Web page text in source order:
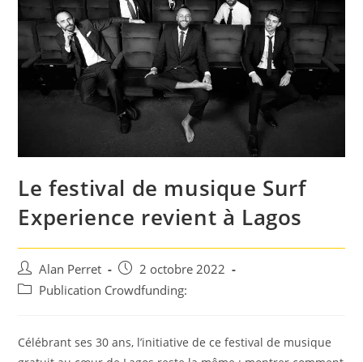
Le festival de musique Surf
Experience revient à Lagos
Auteur/autrice
de
Alan Perret
Post
published:
2 octobre 2022
PostPublication Crowdfunding:
Célébrant ses 30 ans, l’initiative de ce festival de musique